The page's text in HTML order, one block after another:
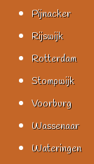
Pijnacker
Rijswijk
Rotterdam
Stompwijk
Voorburg
Wassenaar
Wateringen